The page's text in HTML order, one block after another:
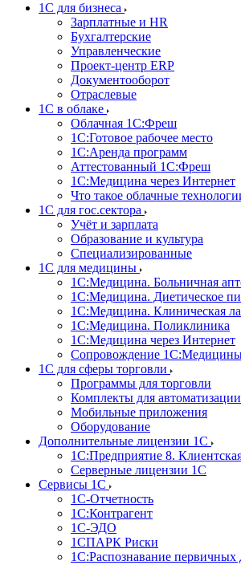
1С для бизнеса
Зарплатные и HR
Бухгалтерские
Управленческие
Проект-центр ERP
Документооборот
Отраслевые
1C в облаке
Облачная 1С:Фреш
1С:Готовое рабочее место
1C:Аренда программ
Аттестованный 1С:Фреш
1С:Медицина через Интернет
Что такое облачные
1С для гос.сектора
Учёт и зарплата
Образование и культура
Специализированные
1С для медицины
1С:Медицина. Больничная
1С:Медицина. Диетическое
1С:Медицина. Клиническая
1С:Медицина. Поликлиника
1С:Медицина через Интернет
Сопровождение
1С для сферы торговли
Программы для торговли
Комплекты для автоматизации
Мобильные приложения
Оборудование
Дополнительные лицензии 1С
1С:Предприятие 8.
Серверные лицензии 1С
Сервисы 1С
1С-Отчетность
1С:Контрагент
1С-ЭДО
1СПАРК Риски
1С:Распознавание первичных